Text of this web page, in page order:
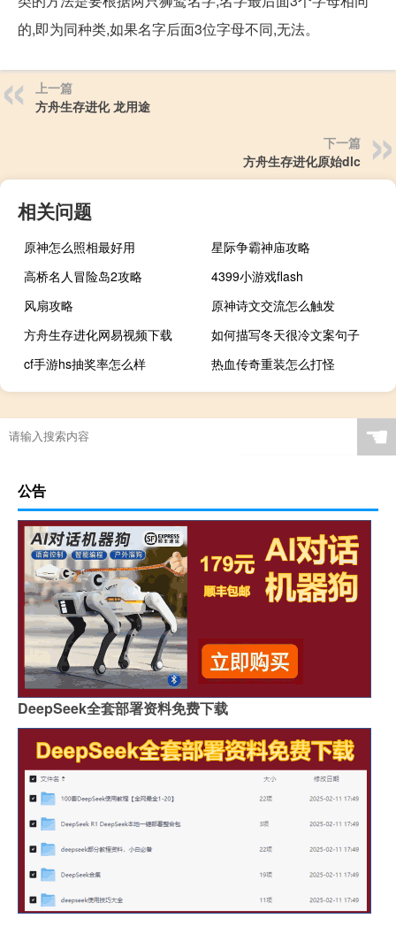
的,即为同种类,如果名字后面3位字母不同,无法。
上一篇
方舟生存进化 龙用途
下一篇
方舟生存进化原始dlc
相关问题
原神怎么照相最好用
星际争霸神庙攻略
高桥名人冒险岛2攻略
4399小游戏flash
风扇攻略
原神诗文交流怎么触发
方舟生存进化网易视频下载
如何描写冬天很冷文案句子
cf手游hs抽奖率怎么样
热血传奇重装怎么打怪
☚
公告
DeepSeek全套部署资料免费下载